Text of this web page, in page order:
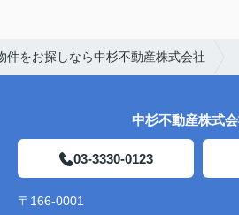
件をお探しなら中杉不動産株式会社
中杉不動産株式
03-3330-0123
〒166-0001